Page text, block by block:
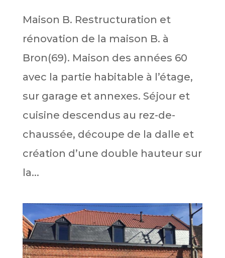
Maison B. Restructuration et
rénovation de la maison B. à
Bron(69). Maison des années 60
avec la partie habitable à l’étage,
sur garage et annexes. Séjour et
cuisine descendus au rez-de-
chaussée, découpe de la dalle et
création d’une double hauteur sur
la...